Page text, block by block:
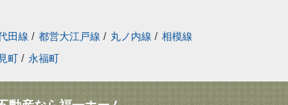
田線 / 都営大江戸線 / 丸ノ内線 / 相模線
町 / 永福町